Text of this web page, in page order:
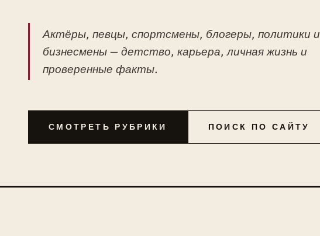
Актёры, певцы, спортсмены, блогеры, политики и
бизнесмены — детство, карьера, личная жизнь и
проверенные факты.
СМОТРЕТЬ РУБРИКИ ПОИСК ПО САЙТУ